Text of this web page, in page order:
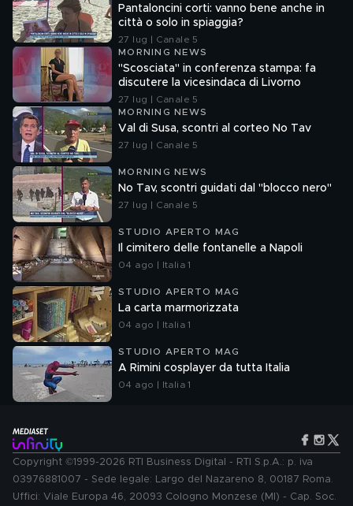
Pantaloncini corti: vanno bene anche in
città o solo in spiaggia?
27 lug | Canale 5
MORNING NEWS
"Scosciata" in conferenza stampa: fa
discutere la vicesindaca di Livorno
27 lug | Canale 5
MORNING NEWS
Val di Susa, scontri al corteo No Tav
27 lug | Canale 5
MORNING NEWS
No Tav, scontri guidati dal "blocco nero"
27 lug | Canale 5
STUDIO APERTO MAG
Il cimitero delle fontanelle a Napoli
04 ago | Italia 1
STUDIO APERTO MAG
La carta marmorizzata
04 ago | Italia 1
STUDIO APERTO MAG
A Rimini cosplayer da tutta Italia
04 ago | Italia 1
Copyright ©1999-2026 RTI Business Digital - RTI S.p.A.: p. iva
03976881007 - Sede legale: Largo del Nazareno 8, 00187 Roma.
Uffici: Viale Europa 46, 20093 Cologno Monzese (MI) - Cap. Soc.